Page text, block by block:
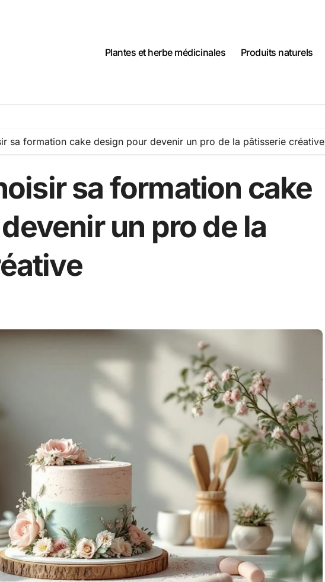
Plantes et herbe médicinales
Produits naturels
sa formation cake design pour devenir un pro de la pâtisserie créative
sa formation cake
un pro de la